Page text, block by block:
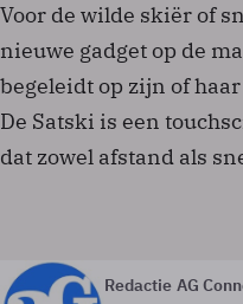
Voor de wilde skiër of
nieuwe gadget op de
begeleidt op zijn of
De Satski is een
dat zowel afstand als
Redactie AG